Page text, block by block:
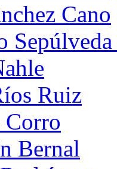
Cano
Ruiz
Corro
Bernal